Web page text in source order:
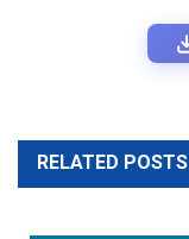
RELATED POSTS